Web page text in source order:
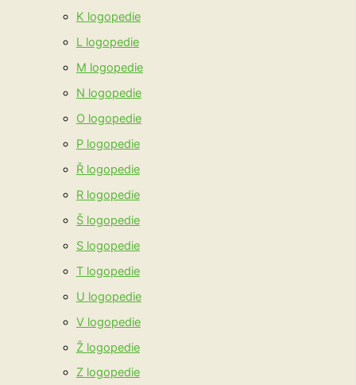
K logopedie
L logopedie
M logopedie
N logopedie
O logopedie
P logopedie
Ř logopedie
R logopedie
Š logopedie
S logopedie
T logopedie
U logopedie
V logopedie
Ž logopedie
Z logopedie